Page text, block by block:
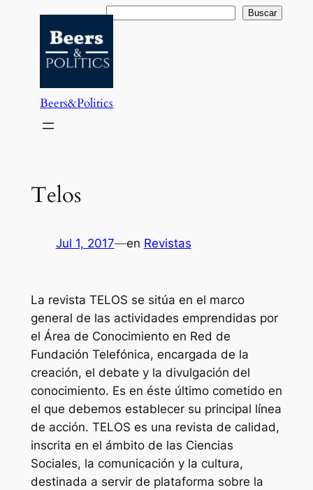
contenido
Buscar Buscar
Beers&Politics
Telos
Jul 1, 2017—en Revistas
La revista TELOS se sitúa en el marco
general de las actividades emprendidas por
el Área de Conocimiento en Red de
Fundación Telefónica, encargada de la
creación, el debate y la divulgación del
conocimiento. Es en éste último cometido en
el que debemos establecer su principal línea
de acción. TELOS es una revista de calidad,
inscrita en el ámbito de las Ciencias
Sociales, la comunicación y la cultura,
destinada a servir de plataforma sobre la